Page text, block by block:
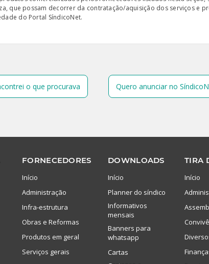
que possam decorrer da contratação/aquisição dos serviços e
do Portal SíndicoNet.
o que procurava Quero anunciar no
FORNECEDORES
Início
Administração
Infra-estrutura
Obras e Reformas
Produtos em geral
Serviços gerais
DOWNLOADS
Início
Planner do síndico
Informativos
mensais
Banners para
whatsapp
Cartas
TIRA
Início